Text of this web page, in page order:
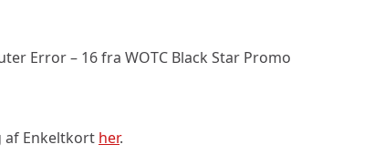
Error – 16 fra WOTC Black Star Promo
af Enkeltkort her.